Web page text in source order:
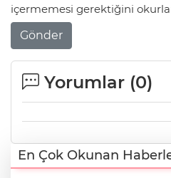
içermemesi gerektiğini
Gönder
Yorumlar (0)
En Çok Okunan